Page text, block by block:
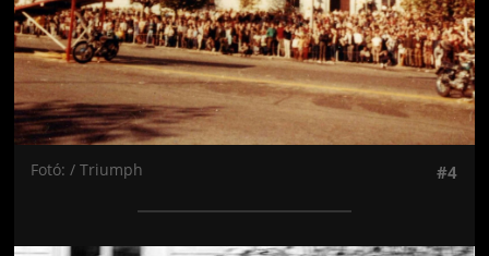
Fotó: / Triumph #4